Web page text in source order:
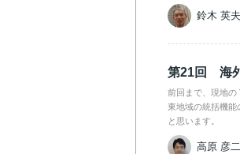
鈴木 英夫
第21回 海
前回まで、現地の
東地域の統括機能
と思います。
高原 彦